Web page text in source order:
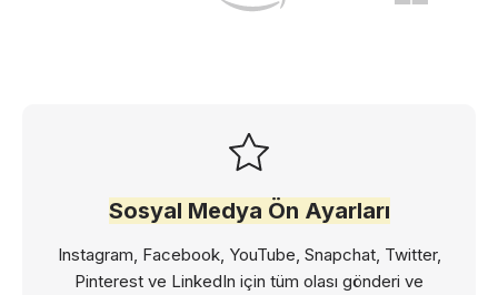
Sosyal Medya Ön Ayarları
Instagram, Facebook, YouTube, Snapchat, Twitter,
Pinterest ve LinkedIn için tüm olası gönderi ve